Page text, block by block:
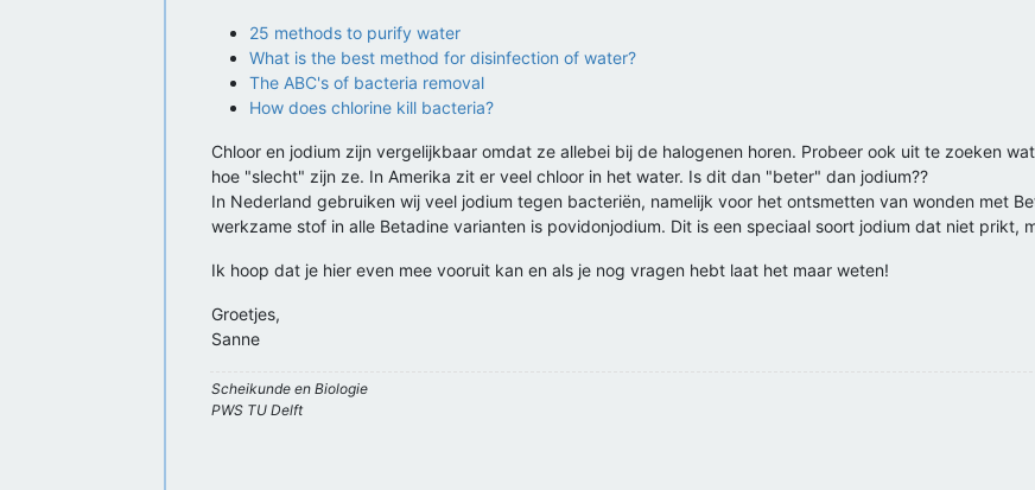
25 methods to purify water
What is the best method for disinfection of water?
The ABC's of bacteria removal
How does chlorine kill bacteria?
Chloor en jodium zijn vergelijkbaar omdat ze allebei bij de halogenen horen. Probeer ook uit te zoeken
hoe "slecht" zijn ze. In Amerika zit er veel chloor in het water. Is dit dan "beter" dan jodium??
In Nederland gebruiken wij veel jodium tegen bacteriën, namelijk voor het ontsmetten van wonden met
werkzame stof in alle Betadine varianten is povidonjodium. Dit is een speciaal soort jodium dat niet prikt,
Ik hoop dat je hier even mee vooruit kan en als je nog vragen hebt laat het maar weten!
Groetjes,
Sanne
Scheikunde en Biologie
PWS TU Delft